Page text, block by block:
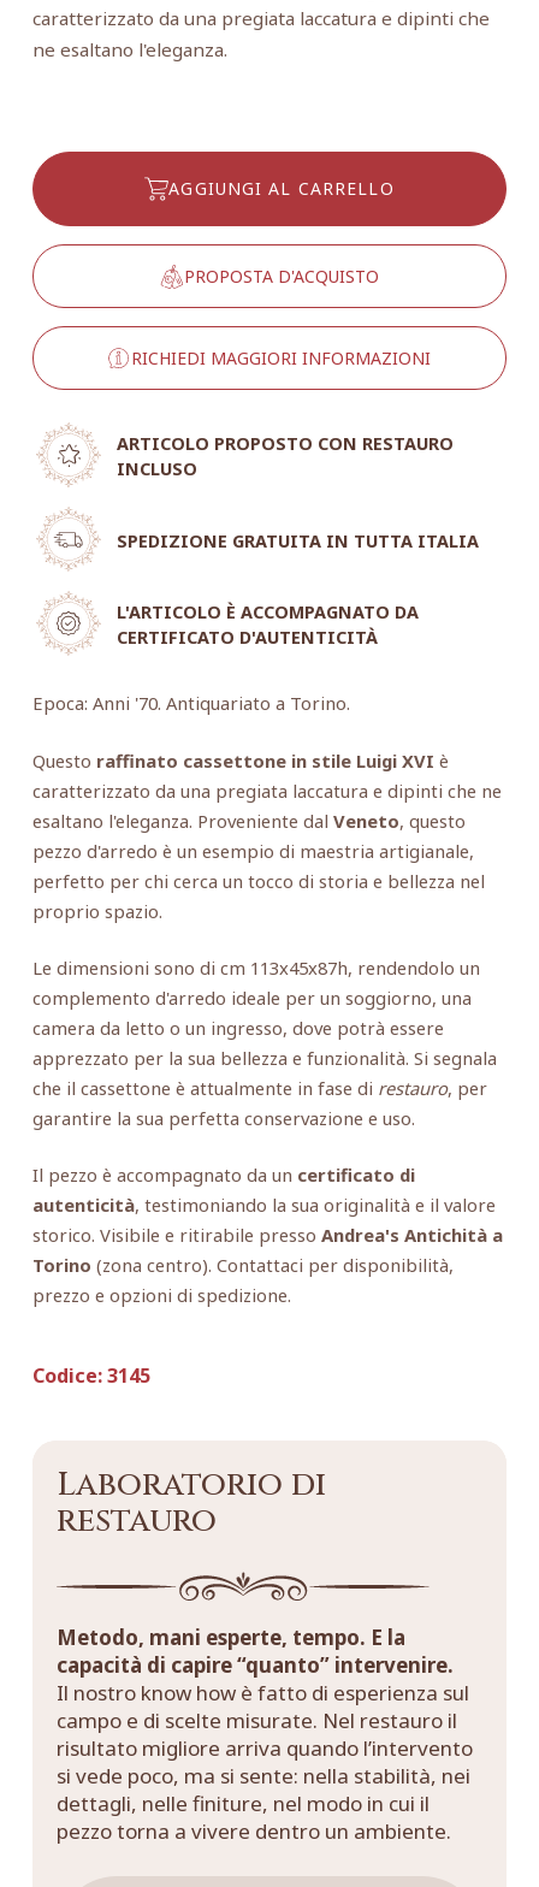
caratterizzato da una pregiata laccatura e dipinti che
ne esaltano l'eleganza.
AGGIUNGI AL CARRELLO
PROPOSTA D'ACQUISTO
RICHIEDI MAGGIORI INFORMAZIONI
ARTICOLO PROPOSTO CON RESTAURO
INCLUSO
SPEDIZIONE GRATUITA IN TUTTA ITALIA
L'ARTICOLO È ACCOMPAGNATO DA
CERTIFICATO D'AUTENTICITÀ
Epoca: Anni '70. Antiquariato a Torino.
Questo raffinato cassettone in stile Luigi XVI è
caratterizzato da una pregiata laccatura e dipinti che ne
esaltano l'eleganza. Proveniente dal Veneto, questo
pezzo d'arredo è un esempio di maestria artigianale,
perfetto per chi cerca un tocco di storia e bellezza nel
proprio spazio.
Le dimensioni sono di cm 113x45x87h, rendendolo un
complemento d'arredo ideale per un soggiorno, una
camera da letto o un ingresso, dove potrà essere
apprezzato per la sua bellezza e funzionalità. Si segnala
che il cassettone è attualmente in fase di restauro, per
garantire la sua perfetta conservazione e uso.
Il pezzo è accompagnato da un certificato di
autenticità, testimoniando la sua originalità e il valore
storico. Visibile e ritirabile presso Andrea's Antichità a
Torino (zona centro). Contattaci per disponibilità,
prezzo e opzioni di spedizione.
Codice:3145
Laboratorio di
restauro
Metodo, mani esperte, tempo. E la
capacità di capire “quanto” intervenire.
Il nostro know how è fatto di esperienza sul
campo e di scelte misurate. Nel restauro il
risultato migliore arriva quando l’intervento
si vede poco, ma si sente: nella stabilità, nei
dettagli, nelle finiture, nel modo in cui il
pezzo torna a vivere dentro un ambiente.